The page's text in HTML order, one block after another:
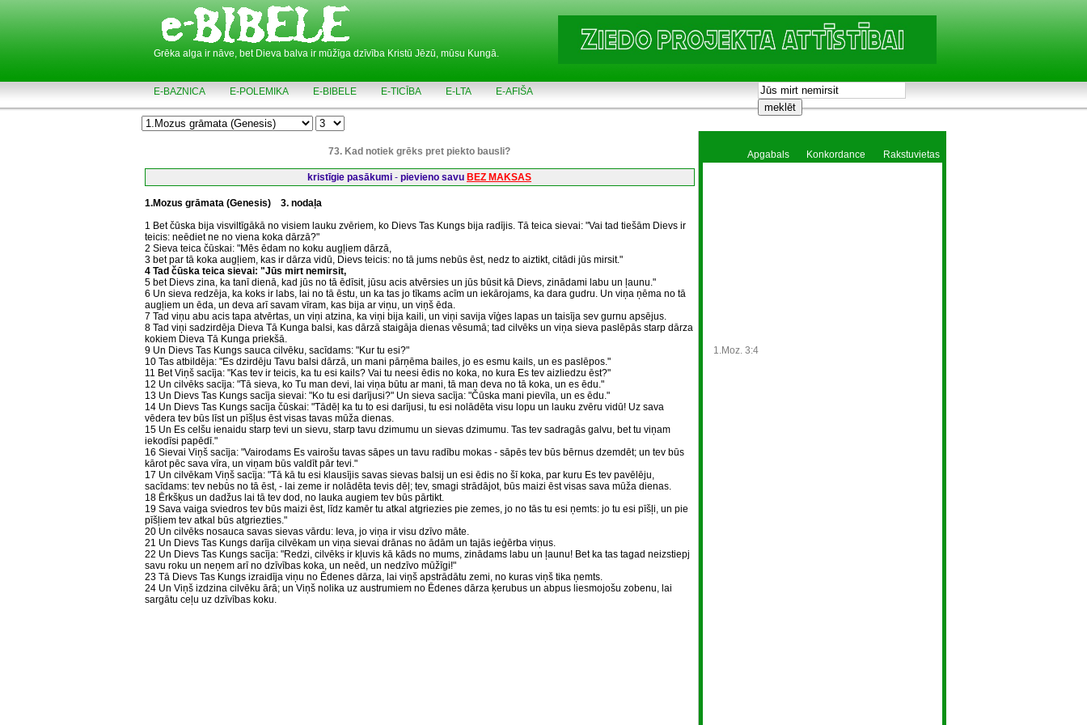
Grēka alga ir nāve, bet Dieva balva ir mūžīga dzīvība Kristū Jēzū, mūsu Kungā.
E-BAZNICA E-POLEMIKA E-BIBELE E-TICĪBA E-LTA E-AFIŠA
73. Kad notiek grēks pret piekto bausli?
kristīgie pasākumi - pievieno savu BEZ MAKSAS
1.Mozus grāmata (Genesis)
3. nodaļa
1 Bet čūska bija visviltīgākā no visiem lauku zvēriem, ko Dievs Tas Kungs bija radījis. Tā teica sievai: "Vai tad tiešām Dievs ir
teicis: neēdiet ne no viena koka dārzā?"
2 Sieva teica čūskai: "Mēs ēdam no koku augļiem dārzā,
3 bet par tā koka augļiem, kas ir dārza vidū, Dievs teicis: no tā jums nebūs ēst, nedz to aiztikt, citādi jūs mirsit."
4 Tad čūska teica sievai: "Jūs mirt nemirsit,
5 bet Dievs zina, ka tanī dienā, kad jūs no tā ēdīsit, jūsu acis atvērsies un jūs būsit kā Dievs, zinādami labu un ļaunu."
6 Un sieva redzēja, ka koks ir labs, lai no tā ēstu, un ka tas jo tīkams acīm un iekārojams, ka dara gudru. Un viņa ņēma no tā
augļiem un ēda, un deva arī savam vīram, kas bija ar viņu, un viņš ēda.
7 Tad viņu abu acis tapa atvērtas, un viņi atzina, ka viņi bija kaili, un viņi savija vīģes lapas un taisīja sev gurnu apsējus.
8 Tad viņi sadzirdēja Dieva Tā Kunga balsi, kas dārzā staigāja dienas vēsumā; tad cilvēks un viņa sieva paslēpās starp dārza
kokiem Dieva Tā Kunga priekšā.
9 Un Dievs Tas Kungs sauca cilvēku, sacīdams: "Kur tu esi?"
10 Tas atbildēja: "Es dzirdēju Tavu balsi dārzā, un mani pārņēma bailes, jo es esmu kails, un es paslēpos."
11 Bet Viņš sacīja: "Kas tev ir teicis, ka tu esi kails? Vai tu neesi ēdis no koka, no kura Es tev aizliedzu ēst?"
12 Un cilvēks sacīja: "Tā sieva, ko Tu man devi, lai viņa būtu ar mani, tā man deva no tā koka, un es ēdu."
13 Un Dievs Tas Kungs sacīja sievai: "Ko tu esi darījusi?" Un sieva sacīja: "Čūska mani pievīla, un es ēdu."
14 Un Dievs Tas Kungs sacīja čūskai: "Tādēļ ka tu to esi darījusi, tu esi nolādēta visu lopu un lauku zvēru vidū! Uz sava
vēdera tev būs līst un pīšļus ēst visas tavas mūža dienas.
15 Un Es celšu ienaidu starp tevi un sievu, starp tavu dzimumu un sievas dzimumu. Tas tev sadragās galvu, bet tu viņam
iekodīsi papēdī."
16 Sievai Viņš sacīja: "Vairodams Es vairošu tavas sāpes un tavu radību mokas - sāpēs tev būs bērnus dzemdēt; un tev būs
kārot pēc sava vīra, un viņam būs valdīt pār tevi."
17 Un cilvēkam Viņš sacīja: "Tā kā tu esi klausījis savas sievas balsij un esi ēdis no šī koka, par kuru Es tev pavēlēju,
sacīdams: tev nebūs no tā ēst, - lai zeme ir nolādēta tevis dēļ; tev, smagi strādājot, būs maizi ēst visas sava mūža dienas.
18 Ērkšķus un dadžus lai tā tev dod, no lauka augiem tev būs pārtikt.
19 Sava vaiga sviedros tev būs maizi ēst, līdz kamēr tu atkal atgriezies pie zemes, jo no tās tu esi ņemts: jo tu esi pīšļi, un pie
pīšļiem tev atkal būs atgriezties."
20 Un cilvēks nosauca savas sievas vārdu: Ieva, jo viņa ir visu dzīvo māte.
21 Un Dievs Tas Kungs darīja cilvēkam un viņa sievai drānas no ādām un tajās ieģērba viņus.
22 Un Dievs Tas Kungs sacīja: "Redzi, cilvēks ir kļuvis kā kāds no mums, zinādams labu un ļaunu! Bet ka tas tagad neizstiepj
savu roku un neņem arī no dzīvības koka, un neēd, un nedzīvo mūžīgi!"
23 Tā Dievs Tas Kungs izraidīja viņu no Ēdenes dārza, lai viņš apstrādātu zemi, no kuras viņš tika ņemts.
24 Un Viņš izdzina cilvēku ārā; un Viņš nolika uz austrumiem no Ēdenes dārza ķerubus un abpus liesmojošu zobenu, lai
sargātu ceļu uz dzīvības koku.
Apgabals Konkordance Rakstuvietas
1.Moz. 3:4